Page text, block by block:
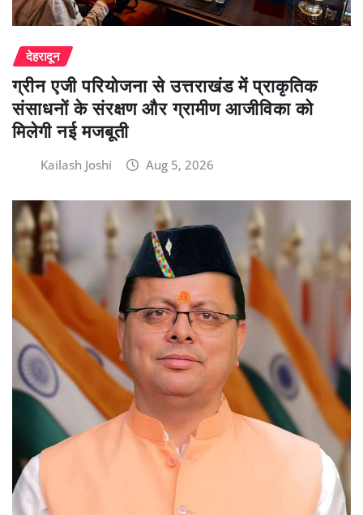
देहरादून
ग्रीन एजी परियोजना से उत्तराखंड में प्राकृतिक
संसाधनों के संरक्षण और ग्रामीण आजीविका को
मिलेगी नई मजबूती
Kailash Joshi Aug 5, 2026